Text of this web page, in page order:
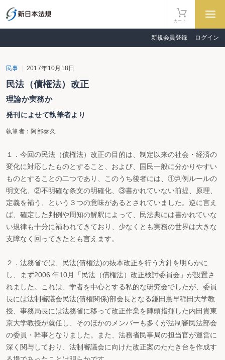
カート
新規会員登録 ログイン
民事 2017年10月18日
民法（債権法）改正
理論か実務か
発刊によせて執筆者より
執筆者：阿部泰久
１．今回の民法（債権法）改正の目的は、制定以来の社会・経済の
変化に対応したものとすること、および、国民一般に分かりやすい
ものとすることの二つであり、このうち後者には、①判例ルールの
明文化、②不明確な条文の明確化、③書かれていない前提、原理、
定義を補う、という３つの意味があるとされていました。逆に言え
ば、確定した判例や周知の解釈によって、民法典には書かれていな
い規律も十分に補われてきており、少なくとも実務の世界は大きな
支障なく回ってきたとも言えます。
２．法務省では、民法(債権法)の抜本改正を行う方針を明らかに
し、まず2006 年10月「民法（債権法）改正検討委員会」が設置さ
れました。これは、学者を中心とする私的な研究会でしたが、委員
長には法制審議会民法(債権関係)部会長となる鎌田薫早稲田大学教
授、事務局長には法務省に移って改正作業を陣頭指揮した内田貴東
京大学教授が就任し、そのほかのメンバーも多くが法制審民法部会
の委員・幹事となりました。また、法務省民事局の担当官が運営に
深く関与しており、法制審議会に向けた改正案のたたき台を作成す